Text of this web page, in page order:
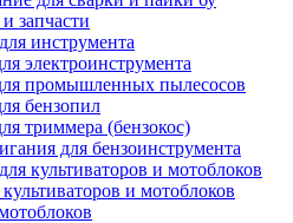
запчасти
инструмента
электроинструмента
промышленных пылесосов
бензопил
триммера (бензокос)
для бензоинструмента
культиваторов и мотоблоков
и мотоблоков